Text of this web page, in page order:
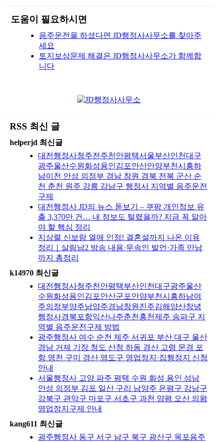
도움이 필요하시면
음주운전을 하셨다면 JD행정사사무소를 찾아주
세요
토지보상문제 해결은 JD행정사사무소가 함께합
니다
RSS 최신 글
helperjd 최신글
대전행정사청주전주천안평택서울부산인천대구
광주울산수원화성용인김포안산안양부천시흥하
남이천 안성 의정부 경남 창원 경북 전북 군산 순
천 춘천 원주 강릉 강남구 행정사 지역별 음주운전
구제
대전행정사 JD의 뉴스 돋보기 – 쿠팡 개인정보 유
출 3,370만 건… 내 정보도 털렸을까? 지금 꼭 알아
야 할 핵심 정리
지상렬 신보람 열애 인정! 결혼설까지 나온 이유
정리｜살림남2 방송 내용·무속인 발언·가족 만남
까지 총정리
k14970 최신글
대전행정사청주천안평택부산인천대구광주울산
수원화성용인김포안산군포안양부천시흥하남여
주의정부양주남양주경남창원진주김해양산창녕
행정사경북포항익산나주춘천홍천제주 송파구 지
역별 음주운전구제 방법
광주행정사 여수 순천 제주 서귀포 부산 대구 울산
경남 거제 기장 청도 산청 하동 경산 고령 문경 포
항 영천 구미 경산 영도구 영업정지·집행정지 신청
안내
서울행정사 고양 파주 평택 수원 화성 용인 성남
안성 의정부 김포 일산 구리 남양주 은평구 강남구
강북구 관악구 마포구 서초구 과천 양평 오산 의왕
영업정지구제 안내
kang611 최신글
광주행정사 동구 서구 남구 북구 광산구 목포음주